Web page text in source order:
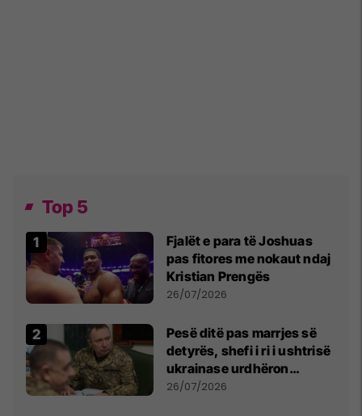
Top 5
Fjalët e para të Joshuas
pas fitores me nokaut ndaj
Kristian Prengës
26/07/2026
Pesë ditë pas marrjes së
detyrës, shefi i ri i ushtrisë
ukrainase urdhëron
kontroll të madh
26/07/2026